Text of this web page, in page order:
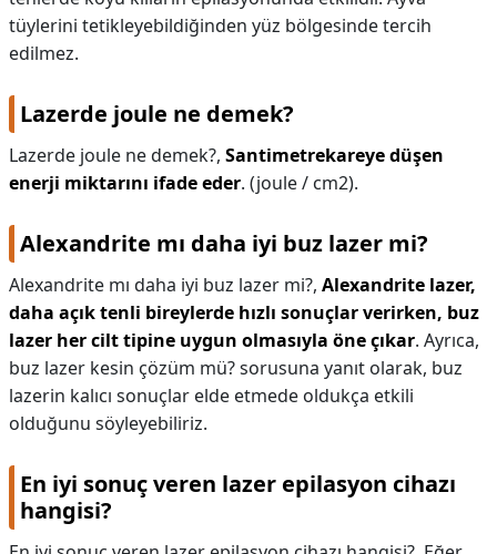
tüylerini tetikleyebildiğinden yüz bölgesinde tercih
edilmez.
Lazerde joule ne demek?
Lazerde joule ne demek?, Santimetrekareye düşen
enerji miktarını ifade eder. (joule / cm2).
Alexandrite mı daha iyi buz lazer mi?
Alexandrite mı daha iyi buz lazer mi?, Alexandrite lazer,
daha açık tenli bireylerde hızlı sonuçlar verirken, buz
lazer her cilt tipine uygun olmasıyla öne çıkar. Ayrıca,
buz lazer kesin çözüm mü? sorusuna yanıt olarak, buz
lazerin kalıcı sonuçlar elde etmede oldukça etkili
olduğunu söyleyebiliriz.
En iyi sonuç veren lazer epilasyon cihazı
hangisi?